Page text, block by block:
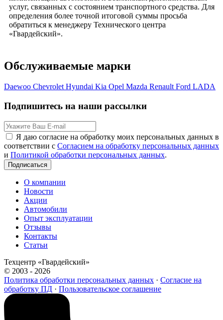
услуг, связанных с состоянием транспортного средства. Для
определения более точной итоговой суммы просьба
обратиться к менеджеру Технического центра
«Гвардейский».
Обслуживаемые марки
Daewoo Chevrolet Hyundai Kia Opel Mazda Renault Ford LADA
Подпишитесь на наши рассылки
Я даю согласие на обработку моих персональных данных в
соответствии с Согласием на обработку персональных данных
и Политикой обработки персональных данных.
Подписаться
О компании
Новости
Акции
Автомобили
Опыт эксплуатации
Отзывы
Контакты
Статьи
Техцентр «Гвардейский»
© 2003 - 2026
Политика обработки персональных данных · Согласие на
обработку ПД · Пользовательское соглашение